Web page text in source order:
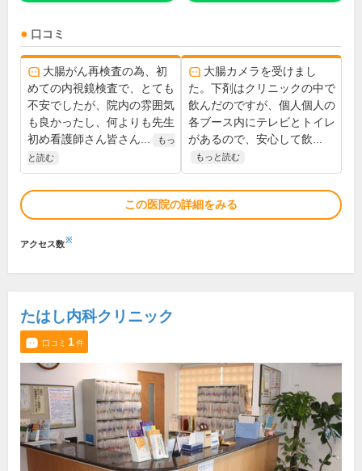
口コミ
大腸がん再検査の為、初
めての内視鏡検査で、とても
不安でしたが、院内の雰囲気
も良かったし、何よりも先生
初め看護師さん皆さん...
もっ
と読む
大腸カメラを受けまし
た。下剤はクリニックの中で
飲んだのですが、個人個人の
各ブース内にテレビとトイレ
があるので、安心して飲...
もっと読む
この医院の詳細をみる
アクセス数※
たはし内科クリニック
口コミ 1件